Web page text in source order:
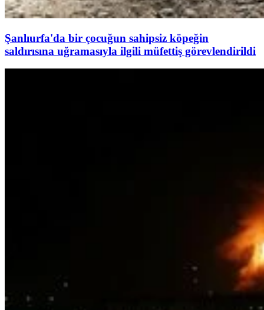
Şanlıurfa'da bir çocuğun sahipsiz köpeğin
saldırısına uğramasıyla ilgili müfettiş görevlendirildi